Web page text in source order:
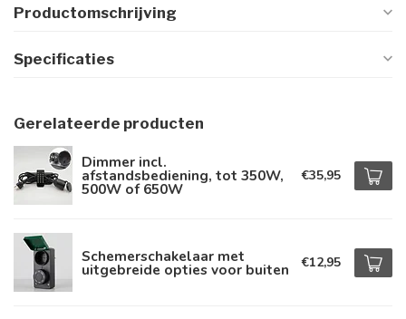
Productomschrijving
Specificaties
Gerelateerde producten
Dimmer incl.
afstandsbediening, tot 350W,
500W of 650W
€35,95
Schemerschakelaar met
uitgebreide opties voor buiten €12,95